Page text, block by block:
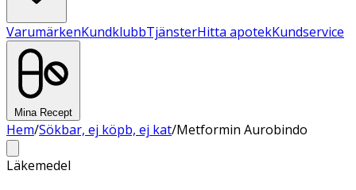
VarumärkenKundklubbTjänsterHitta apotekKundservice
Mina Recept
Hem/Sökbar, ej köpb, ej kat/Metformin Aurobindo
Läkemedel